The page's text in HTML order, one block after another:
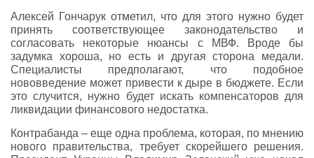
Алексей Гончарук отметил, что для этого нужно будет
принять соответствующее законодательство и
согласовать некоторые нюансы с МВФ. Вроде бы
задумка хороша, но есть и другая сторона медали.
Специалисты предполагают, что подобное
нововведение может привести к дыре в бюджете. Если
это случится, нужно будет искать компенсаторов для
ликвидации финансового недостатка.
Контрабанда – еще одна проблема, которая, по мнению
нового правительства, требует скорейшего решения.